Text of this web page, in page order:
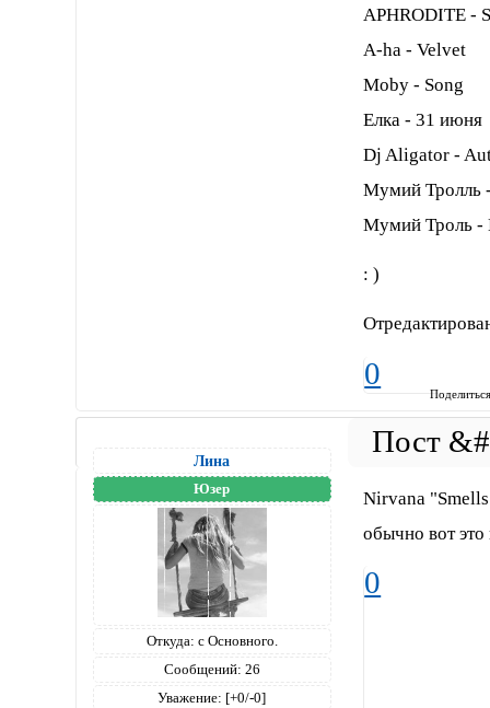
APHRODITE -
A-ha - Velvet
Moby - Song
Елка - 31 июня
Dj Aligator -
Мумий Тролль
Мумий Троль -
: )
0
Лина
Юзер
Откуда: с Основного.
Сообщений: 26
Уважение: [+0/-0]
Nirvana
обычно вот это
0